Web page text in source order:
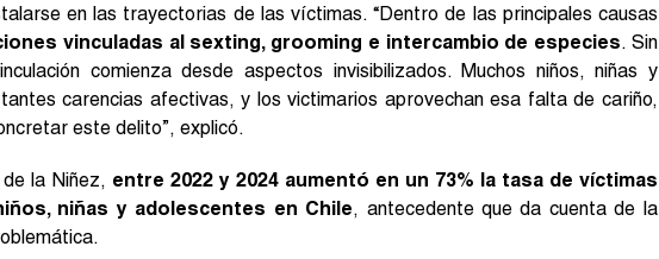
en las trayectorias de las víctimas. “Dentro de las principales causas
vinculadas al sexting, grooming e intercambio de especies. Sin
comienza desde aspectos invisibilizados. Muchos niños, niñas y
carencias afectivas, y los victimarios aprovechan esa falta de cariño,
este delito”, explicó.
la Niñez, entre 2022 y 2024 aumentó en un 73% la tasa de víctimas
niñas y adolescentes en Chile, antecedente que da cuenta de la